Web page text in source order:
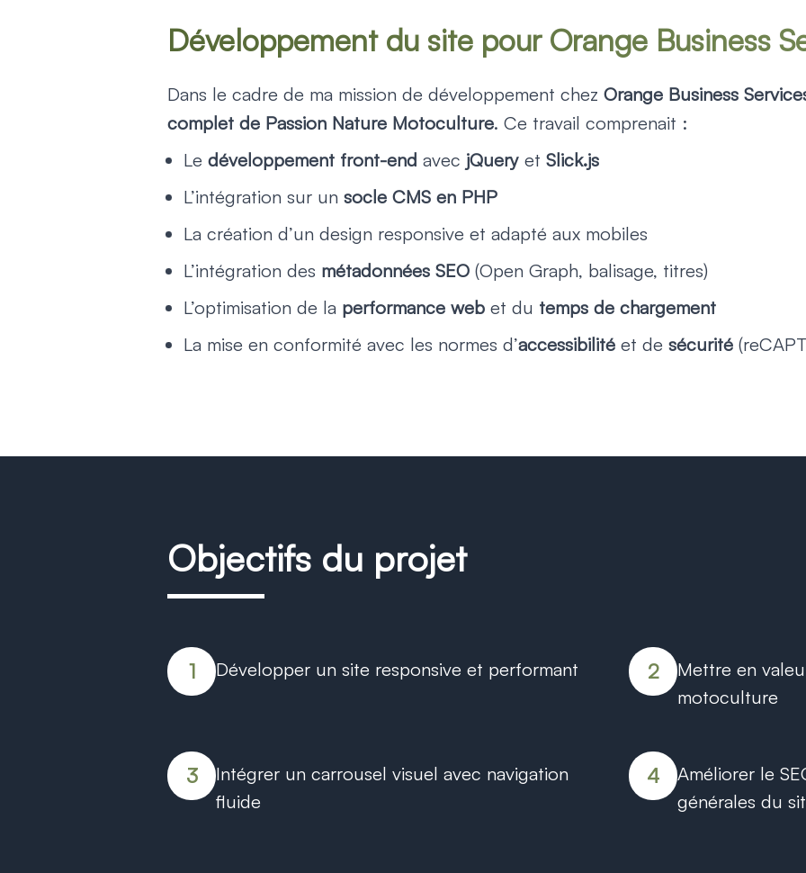
Développement du site pour Orange Business
Dans le cadre de ma mission de développement chez Orange Business
complet de Passion Nature Motoculture. Ce travail comprenait :
Le développement front-end avec jQuery et Slick.js
L’intégration sur un socle CMS en PHP
La création d’un design responsive et adapté aux mobiles
L’intégration des métadonnées SEO (Open Graph, balisage, titres)
L’optimisation de la performance web et du temps de chargement
La mise en conformité avec les normes d’accessibilité et de sécurité
Objectifs du projet
1 Développer un site responsive et performant 2
Mettre en
motoculture
3
Intégrer un carrousel visuel avec navigation
fluide
4
Améliorer le
générales du